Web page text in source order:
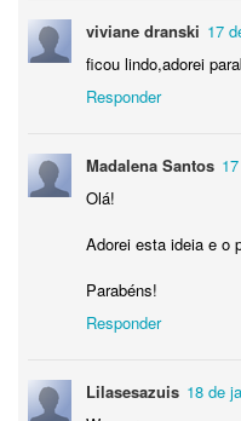
viviane dranski 17
ficou lindo,adorei
Responder
Madalena Santos
Olá!
Adorei esta ideia e o
Parabéns!
Responder
Lilasesazuis 18 de